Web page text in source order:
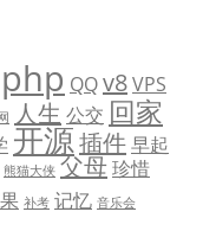
php QQv8VPS
人生 公交 回家
开源插件早起
熊猫大侠 父母珍惜
补考 记忆 音乐会